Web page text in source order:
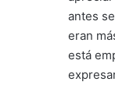
antes
eran
está